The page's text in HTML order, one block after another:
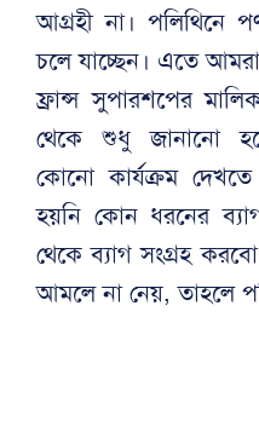
আগ্রহী না। পলিথিনে
চলে যাচ্ছেন। এতে আমরা
ফ্রান্স সুপারশপের
থেকে শুধু জানানো
কোনো কার্যক্রম
হয়নি কোন ধরনের
থেকে ব্যাগ সংগ্রহ
আমলে না নেয়, তাহলে